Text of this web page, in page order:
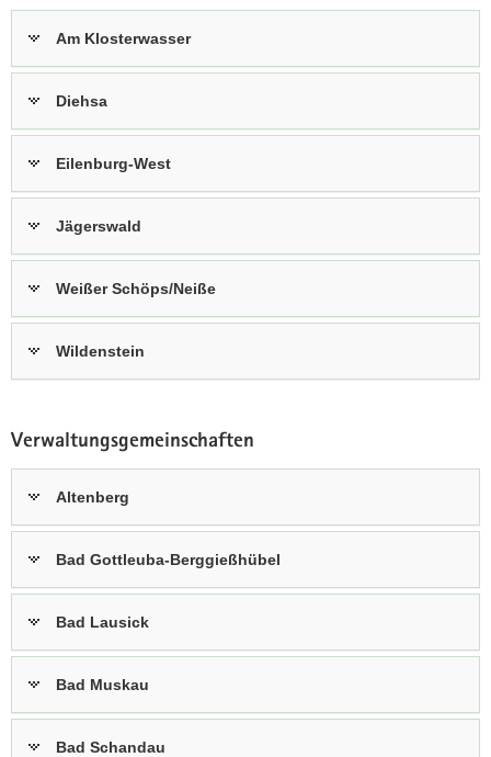
t
o
Am Klosterwasser
Diehsa
Eilenburg-West
Jägerswald
Weißer Schöps/Neiße
Wildenstein
Verwaltungsgemeinschaften
Altenberg
Bad Gottleuba-Berggießhübel
Bad Lausick
Bad Muskau
Bad Schandau